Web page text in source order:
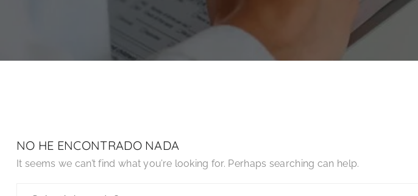
NO HE ENCONTRADO NADA
It seems we can’t find what you’re looking for. Perhaps searching can help.